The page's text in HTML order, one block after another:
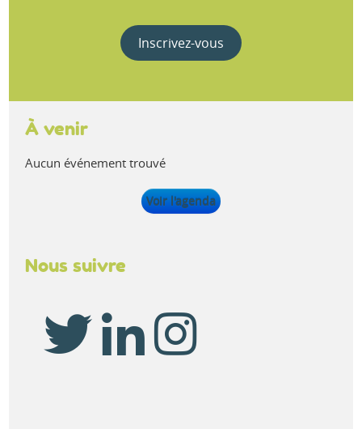
Inscrivez-vous
À venir
Aucun événement trouvé
Voir l'agenda
Nous suivre